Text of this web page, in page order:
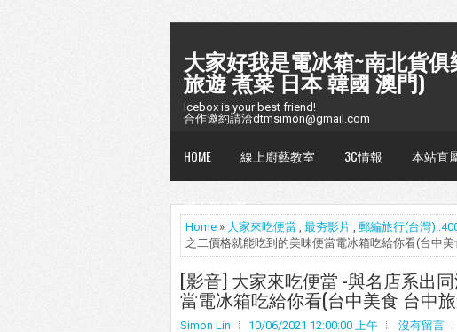
大家好我是電冰箱~南北貨
旅遊 煮菜 日本 韓國 澳門)
Icebox is your best friend!
合作邀約請洽dtmsimon@gmail.com
HOME 線上廚藝教室 3C情報 本站直
懶人包台灣
Home » 大家來吃便當 , 最夯影片 , 郵編旅行(台灣
之二價格就能吃到的美味便當電冰箱吃給你看(台中
[影音] 大家來吃便當 -與名店系出
當電冰箱吃給你看(台中美食 台中
Simon Lin 10/06/2021 12:00:00 上午 沒有留言